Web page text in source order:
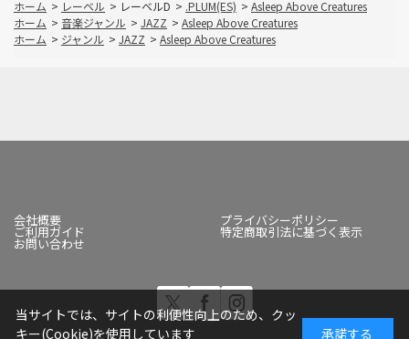
ホーム > レーベル > レーベルD > .PLUM(ES) > Asleep Above Creatures
ホーム > 音楽ジャンル > JAZZ > Asleep Above Creatures
ホーム > ジャンル > JAZZ > Asleep Above Creatures
会社概要 プライバシーポリシー
ご利用ガイド 特定商取引法に基づく表示
お問い合わせ
当サイトでは、サイトの利便性向上のため、クッ
キー(Cookie)を使用しています
承諾する